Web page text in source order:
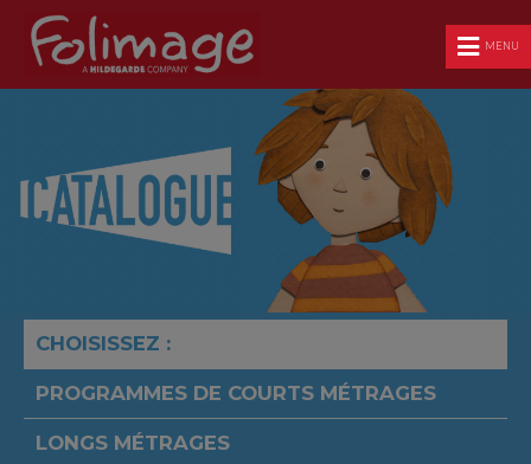
MENU
CHOISISSEZ :
PROGRAMMES DE COURTS MÉTRAGES
LONGS MÉTRAGES